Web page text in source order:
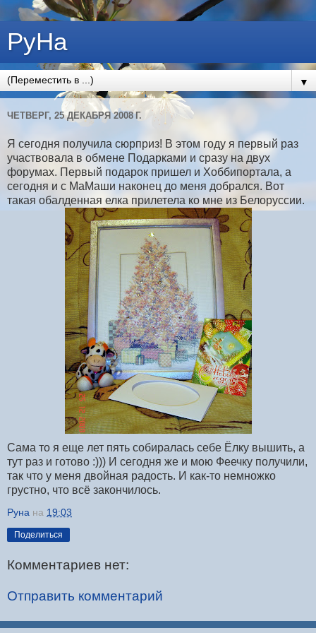
РуНа
▼
ЧЕТВЕРГ, 25 ДЕКАБРЯ 2008 Г.
Я сегодня получила сюрприз! В этом году я первый раз
участвовала в обмене Подарками и сразу на двух
форумах. Первый подарок пришел и Хоббипортала, а
сегодня и с МаМаши наконец до меня добрался. Вот
такая обалденная елка прилетела ко мне из Белоруссии.
Сама то я еще лет пять собиралась себе Ёлку вышить, а
тут раз и готово :))) И сегодня же и мою Феечку получили,
так что у меня двойная радость. И как-то немножко
грустно, что всё закончилось.
Руна на 19:03
Поделиться
Комментариев нет:
Отправить комментарий